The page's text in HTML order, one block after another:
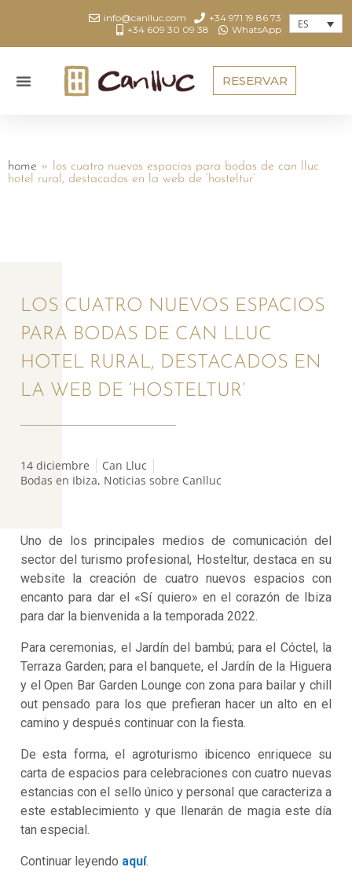
ES
info@canlluc.com
+34 971 19 86 73
+34 609 30 09 38
WhatsApp
RESERVAR
home »
los cuatro nuevos espacios para bodas de can lluc
hotel rural, destacados en la web de ‘hosteltur’
LOS CUATRO NUEVOS ESPACIOS
PARA BODAS DE CAN LLUC
HOTEL RURAL, DESTACADOS EN
LA WEB DE ‘HOSTELTUR’
14 diciembre
Can Lluc
Bodas en Ibiza, Noticias sobre Canlluc
Uno de los principales medios de comunicación del
sector del turismo profesional, Hosteltur, destaca en su
website la creación de cuatro nuevos espacios con
encanto para dar el «Sí quiero» en el corazón de Ibiza
para dar la bienvenida a la temporada 2022.
Para ceremonias, el Jardín del bambú; para el Cóctel, la
Terraza Garden; para el banquete, el Jardín de la Higuera
y el Open Bar Garden Lounge con zona para bailar y chill
out pensado para los que prefieran hacer un alto en el
camino y después continuar con la fiesta.
De esta forma, el agroturismo ibicenco enriquece su
carta de espacios para celebraciones con cuatro nuevas
estancias con el sello único y personal que caracteriza a
este establecimiento y que llenarán de magia este día
tan especial.
Continuar leyendo aquí.